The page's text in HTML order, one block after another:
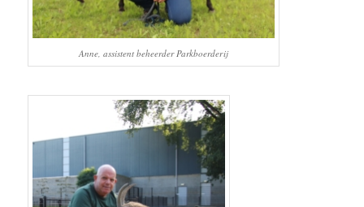
Anne, assistent beheerder Parkboerderij